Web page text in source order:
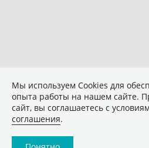
Мы используем Сookies для
опыта работы на нашем сайте.
сайт, вы соглашаетесь с
соглашения.